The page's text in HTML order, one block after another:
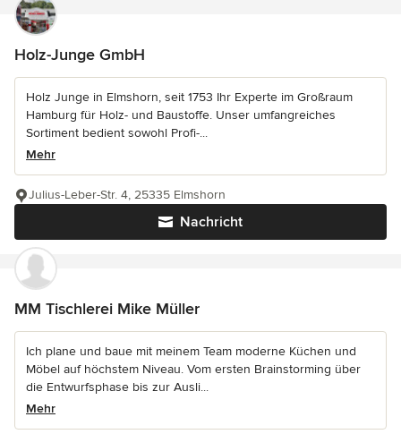
Holz-Junge GmbH
Holz Junge in Elmshorn, seit 1753 Ihr Experte im Großraum
Hamburg für Holz- und Baustoffe. Unser umfangreiches
Sortiment bedient sowohl Profi-...
Mehr
Nachricht
Julius-Leber-Str. 4, 25335 Elmshorn
MM Tischlerei Mike Müller
Ich plane und baue mit meinem Team moderne Küchen und
Möbel auf höchstem Niveau. Vom ersten Brainstorming über
die Entwurfsphase bis zur Ausli...
Mehr